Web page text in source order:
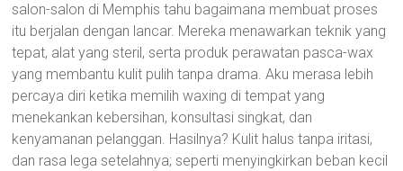
salon-salon di Memphis tahu bagaimana membuat proses
itu berjalan dengan lancar. Mereka menawarkan teknik yang
tepat, alat yang steril, serta produk perawatan pasca-wax
yang membantu kulit pulih tanpa drama. Aku merasa lebih
percaya diri ketika memilih waxing di tempat yang
menekankan kebersihan, konsultasi singkat, dan
kenyamanan pelanggan. Hasilnya? Kulit halus tanpa iritasi,
dan rasa lega setelahnya; seperti menyingkirkan beban kecil